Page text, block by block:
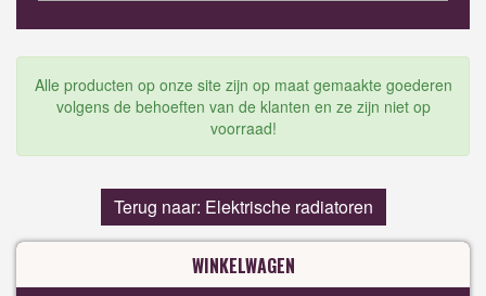
Alle producten op onze site zijn op maat gemaakte goederen
volgens de behoeften van de klanten en ze zijn niet op
voorraad!
Terug naar: Elektrische radiatoren
WINKELWAGEN